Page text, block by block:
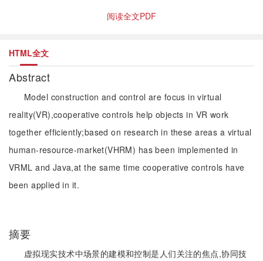
阅读全文PDF
HTML全文
Abstract
Model construction and control are focus in virtual
reality(VR),cooperative controls help objects in VR work
together efficiently;based on research in these areas a virtual
human-resource-market(VHRM) has been implemented in
VRML and Java,at the same time cooperative controls have
been applied in it.
摘要
虚拟现实技术中场景的建模和控制是人们关注的焦点,协同技